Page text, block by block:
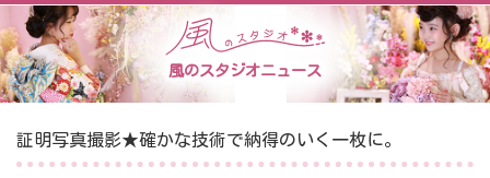
風のスタジオニュース
証明写真撮影★確かな技術で納得のいく一枚に。